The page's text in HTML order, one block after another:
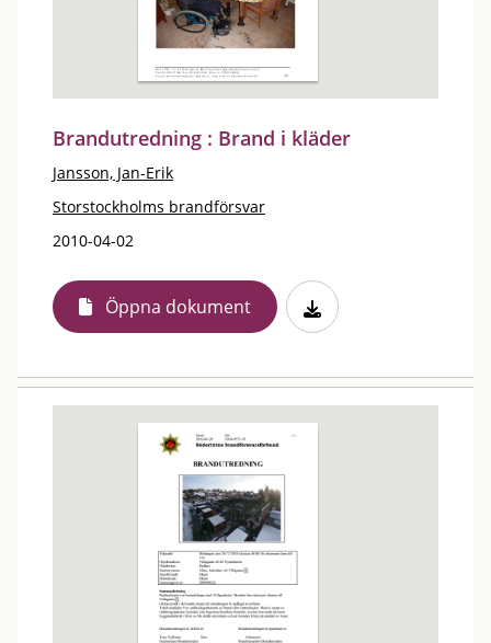
Brandutredning : Brand i kläder
Jansson, Jan-Erik
Storstockholms brandförsvar
2010-04-02
Öppna dokument